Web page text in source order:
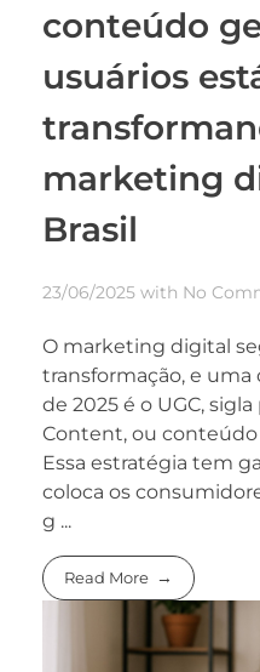
conteúdo
usuários
marketing
Brasil
23/06/2025 with No
O marketing digital
transformação, e
de 2025 é o UGC,
Content, ou conteúdo
Essa estratégia tem
coloca os
g ...
Read More